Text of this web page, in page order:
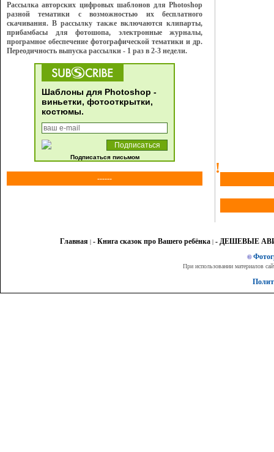
Рассылка авторских цифровых шаблонов для Photoshop
разной тематики с возможностью их бесплатного
скачивания. В рассылку также включаются клипарты,
прибамбасы для фотошопа, электронные журналы,
програмное обеспечение фотографической тематики и др.
Переодичность выпуска рассылки - 1 раз в 2-3 недели.
Шаблоны для Photoshop -
виньетки, фотооткрытки,
костюмы.
Подписаться письмом
------
!
Главная | - Книга сказок про Вашего ребёнка | - ДЕШЕВЫЕ
©
При использовании материалов